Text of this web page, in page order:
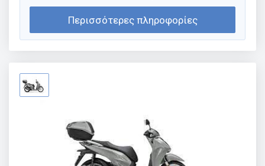
Περισσότερες πληροφορίες